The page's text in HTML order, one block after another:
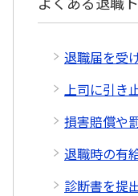
退職届を受
上司に引き
損害賠償や
退職時の有
診断書を提